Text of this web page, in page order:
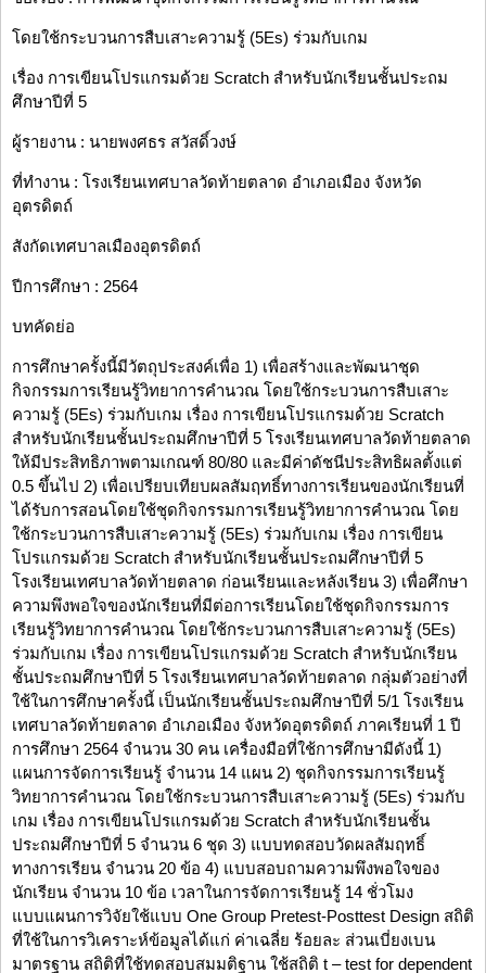
โดยใช้กระบวนการสืบเสาะความรู้ (5Es) ร่วมกับเกม
เรื่อง การเขียนโปรแกรมด้วย Scratch สำหรับนักเรียนชั้นประถม
ศึกษาปีที่ 5
ผู้รายงาน : นายพงศธร สวัสดิ์วงษ์
ที่ทำงาน : โรงเรียนเทศบาลวัดท้ายตลาด อำเภอเมือง จังหวัด
อุตรดิตถ์
สังกัดเทศบาลเมืองอุตรดิตถ์
ปีการศึกษา : 2564
บทคัดย่อ
การศึกษาครั้งนี้มีวัตถุประสงค์เพื่อ 1) เพื่อสร้างและพัฒนาชุด
กิจกรรมการเรียนรู้วิทยาการคำนวณ โดยใช้กระบวนการสืบเสาะ
ความรู้ (5Es) ร่วมกับเกม เรื่อง การเขียนโปรแกรมด้วย Scratch
สำหรับนักเรียนชั้นประถมศึกษาปีที่ 5 โรงเรียนเทศบาลวัดท้ายตลาด
ให้มีประสิทธิภาพตามเกณฑ์ 80/80 และมีค่าดัชนีประสิทธิผลตั้งแต่
0.5 ขึ้นไป 2) เพื่อเปรียบเทียบผลสัมฤทธิ์ทางการเรียนของนักเรียนที่
ได้รับการสอนโดยใช้ชุดกิจกรรมการเรียนรู้วิทยาการคำนวณ โดย
ใช้กระบวนการสืบเสาะความรู้ (5Es) ร่วมกับเกม เรื่อง การเขียน
โปรแกรมด้วย Scratch สำหรับนักเรียนชั้นประถมศึกษาปีที่ 5
โรงเรียนเทศบาลวัดท้ายตลาด ก่อนเรียนและหลังเรียน 3) เพื่อศึกษา
ความพึงพอใจของนักเรียนที่มีต่อการเรียนโดยใช้ชุดกิจกรรมการ
เรียนรู้วิทยาการคำนวณ โดยใช้กระบวนการสืบเสาะความรู้ (5Es)
ร่วมกับเกม เรื่อง การเขียนโปรแกรมด้วย Scratch สำหรับนักเรียน
ชั้นประถมศึกษาปีที่ 5 โรงเรียนเทศบาลวัดท้ายตลาด กลุ่มตัวอย่างที่
ใช้ในการศึกษาครั้งนี้ เป็นนักเรียนชั้นประถมศึกษาปีที่ 5/1 โรงเรียน
เทศบาลวัดท้ายตลาด อำเภอเมือง จังหวัดอุตรดิตถ์ ภาคเรียนที่ 1 ปี
การศึกษา 2564 จำนวน 30 คน เครื่องมือที่ใช้การศึกษามีดังนี้ 1)
แผนการจัดการเรียนรู้ จำนวน 14 แผน 2) ชุดกิจกรรมการเรียนรู้
วิทยาการคำนวณ โดยใช้กระบวนการสืบเสาะความรู้ (5Es) ร่วมกับ
เกม เรื่อง การเขียนโปรแกรมด้วย Scratch สำหรับนักเรียนชั้น
ประถมศึกษาปีที่ 5 จำนวน 6 ชุด 3) แบบทดสอบวัดผลสัมฤทธิ์
ทางการเรียน จำนวน 20 ข้อ 4) แบบสอบถามความพึงพอใจของ
นักเรียน จำนวน 10 ข้อ เวลาในการจัดการเรียนรู้ 14 ชั่วโมง
แบบแผนการวิจัยใช้แบบ One Group Pretest-Posttest Design สถิติ
ที่ใช้ในการวิเคราะห์ข้อมูลได้แก่ ค่าเฉลี่ย ร้อยละ ส่วนเบี่ยงเบน
มาตรฐาน สถิติที่ใช้ทดสอบสมมติฐาน ใช้สถิติ t – test for dependent